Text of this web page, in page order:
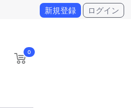
新規登録 ログイン
0